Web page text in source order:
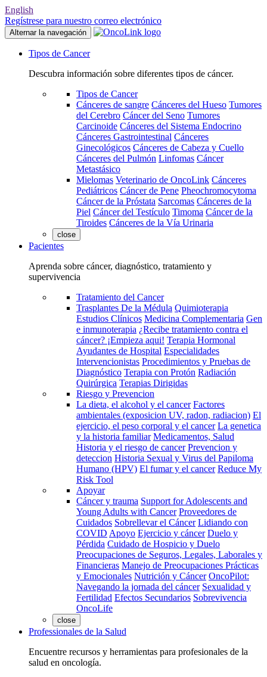
English
Regístrese para nuestro correo electrónico
Alternar la navegación
Tipos de Cancer
Descubra información sobre diferentes tipos de cáncer.
Tipos de Cancer
Cánceres de sangre Cánceres del Hueso Tumores
del Cerebro Cáncer del Seno Tumores
Carcinoide Cánceres del Sistema Endocrino
Cánceres Gastrointestinal Cánceres
Ginecológicos Cánceres de Cabeza y Cuello
Cánceres del Pulmón Linfomas Cáncer
Metastásico
Mielomas Veterinario de OncoLink Cánceres
Pediátricos Cáncer de Pene Pheochromocytoma
Cáncer de la Próstata Sarcomas Cánceres de la
Piel Cáncer del Testículo Timoma Cáncer de la
Tiroides Cánceres de la Vía Urinaria
close
Pacientes
Aprenda sobre cáncer, diagnóstico, tratamiento y
supervivencia
Tratamiento del Cancer
Trasplantes De la Médula Quimioterapia
Estudios Clínicos Medicina Complementaria Gen
e inmunoterapia ¿Recibe tratamiento contra el
cáncer? ¡Empieza aqui! Terapia Hormonal
Ayudantes de Hospital Especialidades
Intervencionistas Procedimientos y Pruebas de
Diagnóstico Terapia con Protón Radiación
Quirúrgica Terapias Dirigidas
Riesgo y Prevencion
La dieta, el alcohol y el cancer Factores
ambientales (exposicion UV, radon, radiacion) El
ejercicio, el peso corporal y el cancer La genetica
y la historia familiar Medicamentos, Salud
Historia y el riesgo de cancer Prevencion y
deteccion Historia Sexual y Virus del Papiloma
Humano (HPV) El fumar y el cancer Reduce My
Risk Tool
Apoyar
Cáncer y trauma Support for Adolescents and
Young Adults with Cancer Proveedores de
Cuidados Sobrellevar el Cáncer Lidiando con
COVID Apoyo Ejercicio y cáncer Duelo y
Pérdida Cuidado de Hospicio y Duelo
Preocupaciones de Seguros, Legales, Laborales y
Financieras Manejo de Preocupaciones Prácticas
y Emocionales Nutrición y Cáncer OncoPilot:
Navegando la jornada del cáncer Sexualidad y
Fertilidad Efectos Secundarios Sobrevivencia
OncoLife
close
Professionales de la Salud
Encuentre recursos y herramientas para profesionales de la
salud en oncología.